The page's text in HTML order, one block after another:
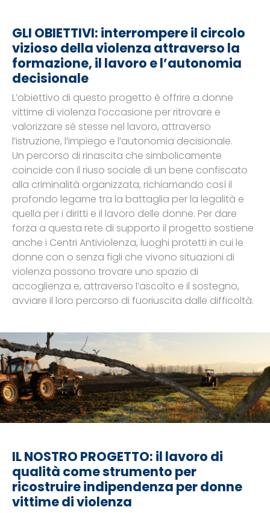
GLI OBIETTIVI: interrompere il circolo
vizioso della violenza attraverso la
formazione, il lavoro e l’autonomia
decisionale
L’obiettivo di questo progetto è offrire a donne
vittime di violenza l’occasione per ritrovare e
valorizzare sé stesse nel lavoro, attraverso
l’istruzione, l’impiego e l’autonomia decisionale.
Un percorso di rinascita che simbolicamente
coincide con il riuso sociale di un bene confiscato
alla criminalità organizzata, richiamando così il
profondo legame tra la battaglia per la legalità e
quella per i diritti e il lavoro delle donne. Per dare
forza a questa rete di supporto il progetto sostiene
anche i Centri Antiviolenza, luoghi protetti in cui le
donne con o senza figli che vivono situazioni di
violenza possono trovare uno spazio di
accoglienza e, attraverso l’ascolto e il sostegno,
avviare il loro percorso di fuoriuscita dalle difficoltà.
IL NOSTRO PROGETTO: il lavoro di
qualità come strumento per
ricostruire indipendenza per donne
vittime di violenza